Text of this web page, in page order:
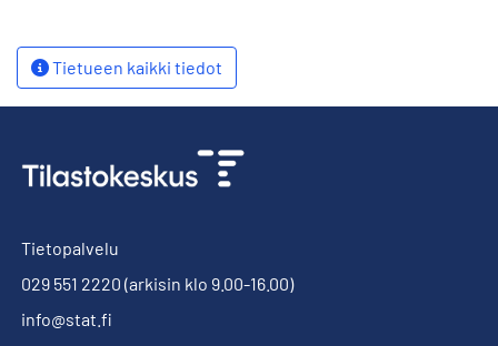
Tietueen kaikki tiedot
Tietopalvelu
029 551 2220 (arkisin klo 9.00-16.00)
info@stat.fi